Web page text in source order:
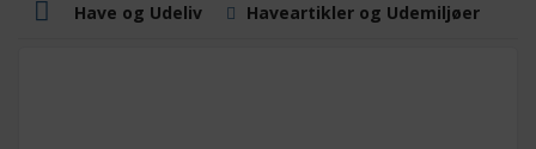
Have og Udeliv Haveartikler og Udemiljøer